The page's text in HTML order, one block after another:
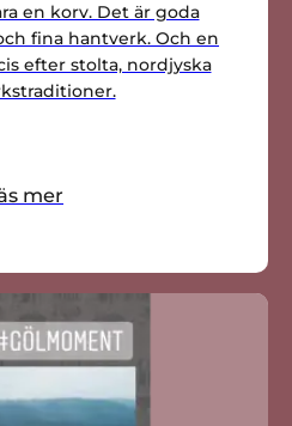
en korv. Det är goda
fina hantverk. Och en
efter stolta, nordjyska
mer